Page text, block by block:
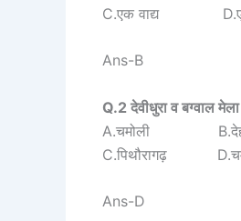
C.एक वाद्य
Ans-B
Q.2 देवीधुरा व बग्वाल
A.चमोली
C.पिथौरागढ़
Ans-D